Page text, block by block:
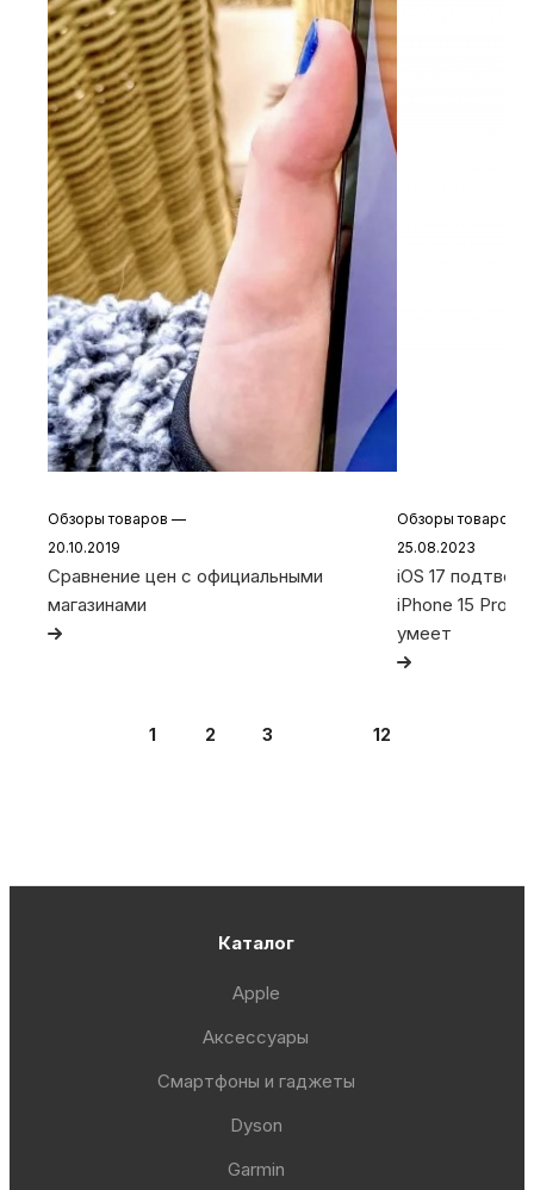
Обзоры товаров —
20.10.2019
Сравнение цен с официальными
магазинами
Обзоры товаров
25.08.2023
iOS 17
iPhone 15 Pro и
умеет
1 2 3 12
Каталог
Apple
Аксессуары
Смартфоны и гаджеты
Dyson
Garmin